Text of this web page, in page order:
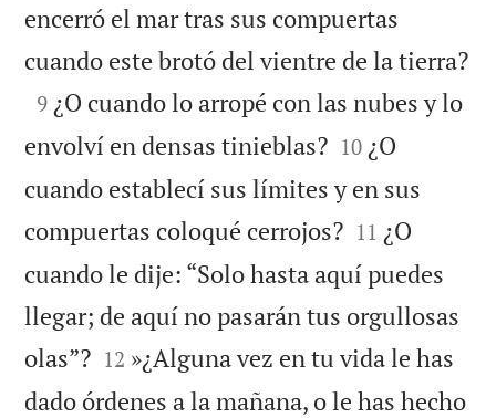
encerró el mar tras sus compuertas
cuando este brotó del vientre de la tierra?

9 ¿O cuando lo arropé con las nubes y lo
envolví en densas tinieblas?
10 ¿O
cuando establecí sus límites y en sus
compuertas coloqué cerrojos?
11 ¿O
cuando le dije: “Solo hasta aquí puedes
llegar; de aquí no pasarán tus orgullosas
olas”?
12 »¿Alguna vez en tu vida le has
dado órdenes a la mañana, o le has hecho